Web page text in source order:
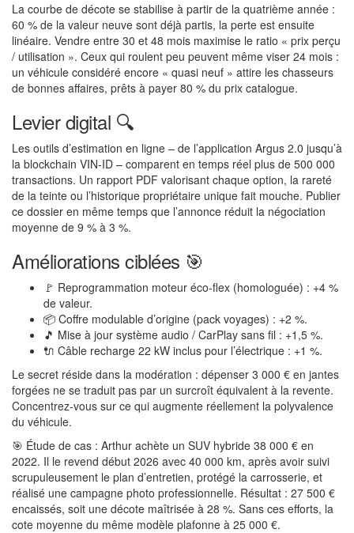
La courbe de décote se stabilise à partir de la quatrième année :
60 % de la valeur neuve sont déjà partis, la perte est ensuite
linéaire. Vendre entre 30 et 48 mois maximise le ratio « prix perçu
/ utilisation ». Ceux qui roulent peu peuvent même viser 24 mois :
un véhicule considéré encore « quasi neuf » attire les chasseurs
de bonnes affaires, prêts à payer 80 % du prix catalogue.
Levier digital 🔍
Les outils d’estimation en ligne – de l’application Argus 2.0 jusqu’à
la blockchain VIN-ID – comparent en temps réel plus de 500 000
transactions. Un rapport PDF valorisant chaque option, la rareté
de la teinte ou l’historique propriétaire unique fait mouche. Publier
ce dossier en même temps que l’annonce réduit la négociation
moyenne de 9 % à 3 %.
Améliorations ciblées 🎯
🚩 Reprogrammation moteur éco-flex (homologuée) : +4 %
de valeur.
📦 Coffre modulable d’origine (pack voyages) : +2 %.
🎵 Mise à jour système audio / CarPlay sans fil : +1,5 %.
🔌 Câble recharge 22 kW inclus pour l’électrique : +1 %.
Le secret réside dans la modération : dépenser 3 000 € en jantes
forgées ne se traduit pas par un surcroît équivalent à la revente.
Concentrez-vous sur ce qui augmente réellement la polyvalence
du véhicule.
🎯 Étude de cas : Arthur achète un SUV hybride 38 000 € en
2022. Il le revend début 2026 avec 40 000 km, après avoir suivi
scrupuleusement le plan d’entretien, protégé la carrosserie, et
réalisé une campagne photo professionnelle. Résultat : 27 500 €
encaissés, soit une décote maîtrisée à 28 %. Sans ces efforts, la
cote moyenne du même modèle plafonne à 25 000 €.